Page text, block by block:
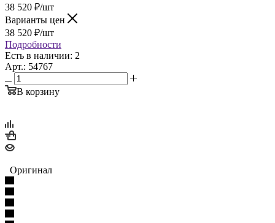
38 520 ₽/шт
Варианты цен
38 520 ₽/шт
Подробности
Есть в наличии: 2
Арт.: 54767
В корзину
Оригинал